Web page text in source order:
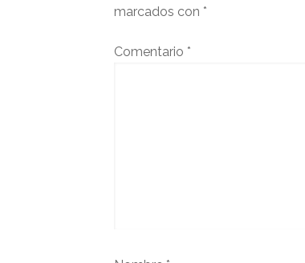
marcados con *
Comentario *